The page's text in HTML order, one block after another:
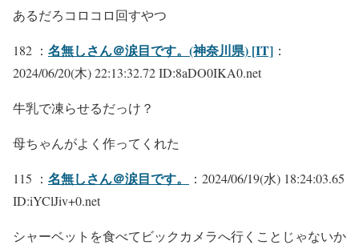
あるだろコロコロ回すやつ
182 ： 名無しさん＠涙目です。(神奈川県) [IT] ：
2024/06/20(木) 22:13:32.72 ID:8aDO0IKA0.net
牛乳で凍らせるだっけ？
母ちゃんがよく作ってくれた
115 ： 名無しさん＠涙目です。
：2024/06/19(水) 18:24:03.65
ID:iYClJiv+0.net
シャーベットを食べてビックカメラへ行くことじゃないか